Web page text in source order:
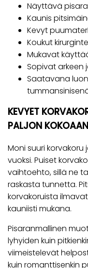
Näyttävä
Kaunis
Kevyt
Koukut
Mukavat
Sopivat arkeen
Saatavana
KEVYET
PALJON
Moni suuri
vuoksi. Puiset
vaihtoehto, sillä ne
raskasta tunnetta.
korvakoruista
kauniisti mukana.
Pisaranmallinen
lyhyiden kuin
viimeistelevät
kuin romanttisenkin